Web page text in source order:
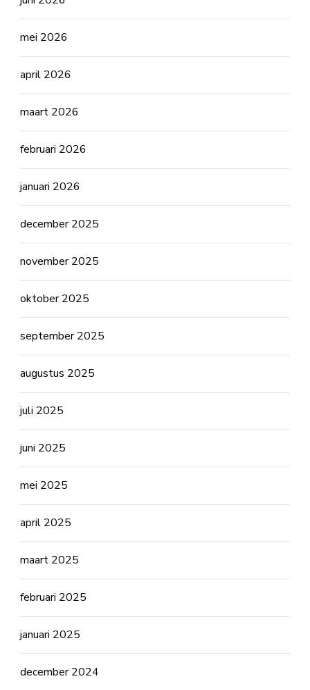
mei 2026
april 2026
maart 2026
februari 2026
januari 2026
december 2025
november 2025
oktober 2025
september 2025
augustus 2025
juli 2025
juni 2025
mei 2025
april 2025
maart 2025
februari 2025
januari 2025
december 2024